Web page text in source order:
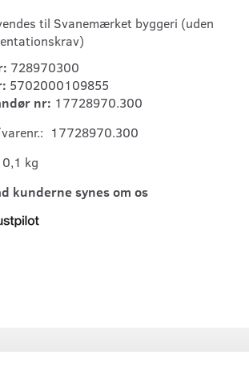
til Svanemærket byggeri (uden
728970300
5702000109855
nr: 17728970.300
17728970.300
0,1 kg
kunderne synes om os